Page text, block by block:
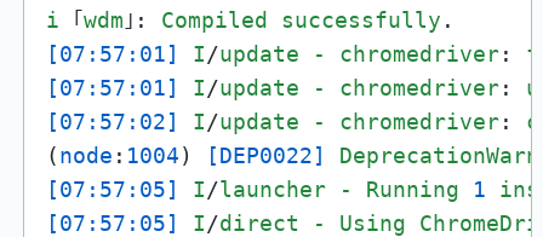
i ｢ wdm ｣: Compiled successfully
[07:57:01]
I/update - chromedriver:
[07:57:01]
I/update - chromedriver:
[07:57:02]
I/update - chromedriver:
(node : 1004) [DEP0022]
[07:57:05]
I/launcher - Running 1
[07:57:05]
I/direct - Using